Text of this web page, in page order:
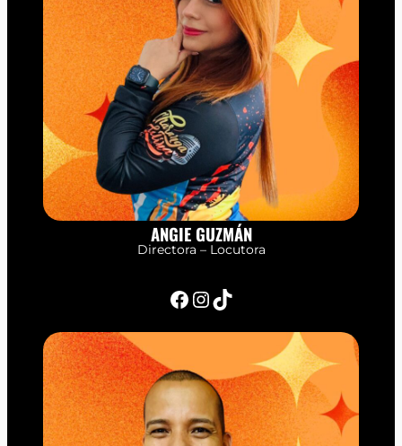
ANGIE GUZMÁN
Directora – Locutora
Facebook InstagramTikTok